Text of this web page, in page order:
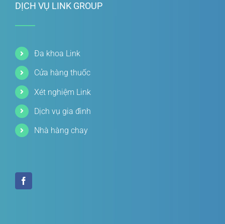
DỊCH VỤ LINK GROUP
Đa khoa Link
Cửa hàng thuốc
Xét nghiệm Link
Dịch vụ gia đình
Nhà hàng chay